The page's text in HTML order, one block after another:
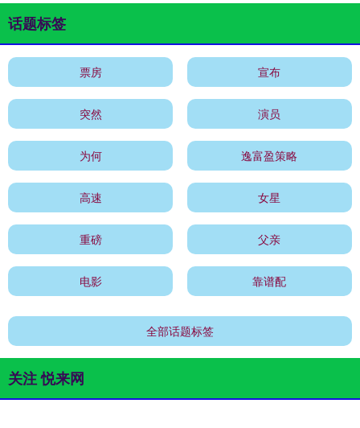
话题标签
票房 宣布
突然 演员
为何 逸富盈策略
高速 女星
重磅 父亲
电影 靠谱配
全部话题标签
关注 悦来网